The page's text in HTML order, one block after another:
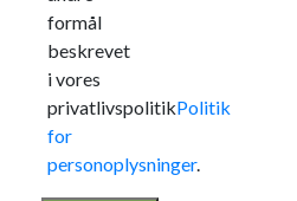
formål
beskrevet
i vores
privatlivspolitikPolitik
for
personoplysninger.